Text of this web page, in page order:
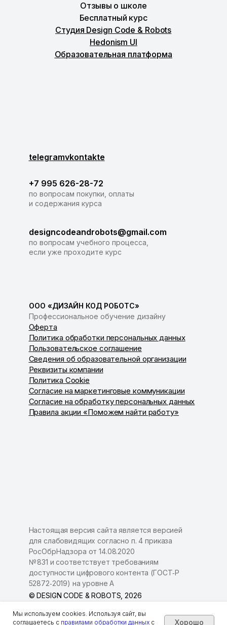
Мы используем cookies. Используя сайт, вы
соглашаетесь с правилами обработки данных с Хорошо
Настоящая версия сайта является версией
для слабовидящих согласно п. 4 приказа
РосОбрНадзора от 14.08.2020
№ 831 и соответствует требованиям
доступности цифрового контента (ГОСТ‑Р
52872‑2019) на уровне А
© DESIGN CODE & ROBOTS, 2026
Отзывы о школе
Бесплатный курс
Студия Design Code & Robots
Hedonism UI
Образовательная платформа
telegramvkontakte
designcodeandrobots@gmail.com
по вопросам учебного процесса,
если уже проходите курс
+7 995 626-28-72
по вопросам покупки, оплаты
и содержания курса
ООО «ДИЗАЙН КОД РОБОТС»
Профессиональное обучение дизайну
Оферта
Политика обработки персональных данных
Пользовательское соглашение
Сведения об образовательной организации
Реквизиты компании
Политика Cookie
Согласие на маркетинговые коммуникации
Согласие на обработку персональных данных
Правила акции «Поможем найти работу»